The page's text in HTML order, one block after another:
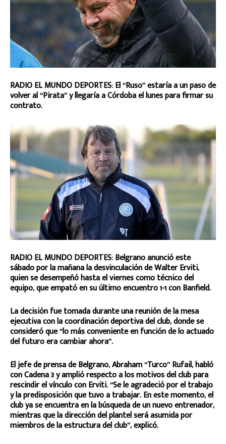
RADIO EL MUNDO DEPORTES:El “Ruso” estaría a un paso de
volver al “Pirata” y llegaría a Córdoba el lunes para firmar su
contrato.
RADIO EL MUNDO DEPORTES:Belgrano anunció este
sábado por la mañana la desvinculación de Walter Erviti,
quien se desempeñó hasta el viernes como técnico del
equipo, que empató en su último encuentro 1-1 con Banfield.
La decisión fue tomada durante una reunión de la mesa
ejecutiva con la coordinación deportiva del club, donde se
consideró que “lo más conveniente en función de lo actuado
del futuro era cambiar ahora”.
El jefe de prensa de Belgrano, Abraham “Turco” Rufail, habló
con Cadena 3 y amplió respecto a los motivos del club para
rescindir el vínculo con Erviti. “Se le agradeció por el trabajo
y la predisposición que tuvo a trabajar. En este momento, el
club ya se encuentra en la búsqueda de un nuevo entrenador,
mientras que la dirección del plantel será asumida por
miembros de la estructura del club”, explicó.